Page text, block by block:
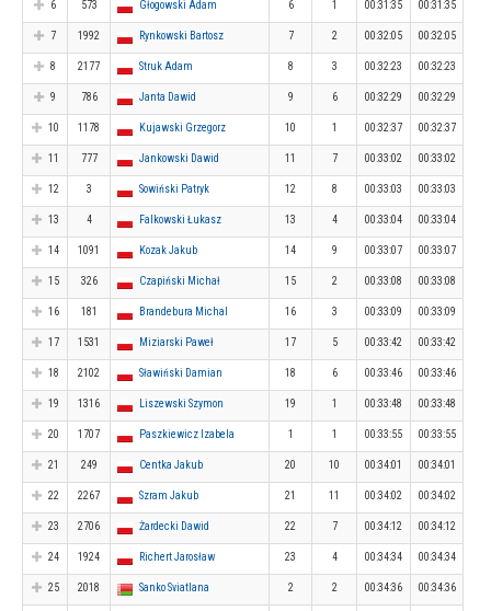
6 573 Głogowski Adam 6 1 00:31:35 00:31:35
7 1992 Rynkowski Bartosz 7 2 00:32:05 00:32:05
8 2177 Struk Adam 8 3 00:32:23 00:32:23
9 786 Janta Dawid 9 6 00:32:29 00:32:29
10 1178 Kujawski Grzegorz 10 1 00:32:37 00:32:37
11 777 Jankowski Dawid 11 7 00:33:02 00:33:02
12 3 Sowiński Patryk 12 8 00:33:03 00:33:03
13 4 Falkowski Łukasz 13 4 00:33:04 00:33:04
14 1091 Kozak Jakub 14 9 00:33:07 00:33:07
15 326 Czapiński Michał 15 2 00:33:08 00:33:08
16 181 Brandebura Michal 16 3 00:33:09 00:33:09
17 1531 Miziarski Paweł 17 5 00:33:42 00:33:42
18 2102 Sławiński Damian 18 6 00:33:46 00:33:46
19 1316 Liszewski Szymon 19 1 00:33:48 00:33:48
20 1707 Paszkiewicz Izabela 1 1 00:33:55 00:33:55
21 249 Centka Jakub 20 10 00:34:01 00:34:01
22 2267 Szram Jakub 21 11 00:34:02 00:34:02
23 2706 Żardecki Dawid 22 7 00:34:12 00:34:12
24 1924 Richert Jarosław 23 4 00:34:34 00:34:34
25 2018 Sanko Sviatlana 2 2 00:34:36 00:34:36